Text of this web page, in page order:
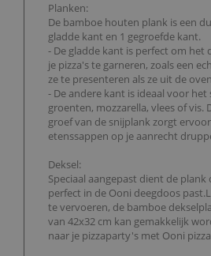
Planken:
De bamboe houten plank is een
gladde kant en 1 gegroefde kant.
- De gladde kant is perfect om het
je pizza's te garneren, zoals een
ze te presenteren als ze uit de
- De andere kant is ideaal voor het
groenten, mozzarella, vlees of vis.
groef van de snijplank zorgt
etenssappen op je aanrecht
Deksel:
Speciaal aangepast dient de plank
perfect in de Ooni deegdoos
te vervoeren, de bamboe
van 42x32 cm kan gemakkelijk
naar je pizzaparty's met Ooni